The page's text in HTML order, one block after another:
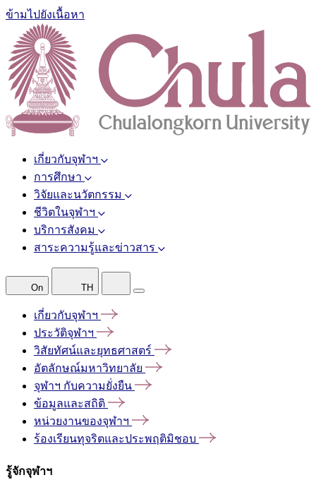
ข้ามไปยังเนื้อหา
เกี่ยวกับจุฬาฯ
การศึกษา
วิจัยและนวัตกรรม
ชีวิตในจุฬาฯ
บริการสังคม
สาระความรู้และข่าวสาร
On TH
เกี่ยวกับจุฬาฯ
ประวัติจุฬาฯ
วิสัยทัศน์และยุทธศาสตร์
อัตลักษณ์มหาวิทยาลัย
จุฬาฯ กับความยั่งยืน
ข้อมูลและสถิติ
หน่วยงานของจุฬาฯ
ร้องเรียนทุจริตและประพฤติมิชอบ
รู้จักจุฬาฯ